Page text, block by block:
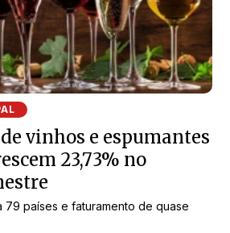
vinhos e espumantes
23,73% no
79 países e faturamento de quase